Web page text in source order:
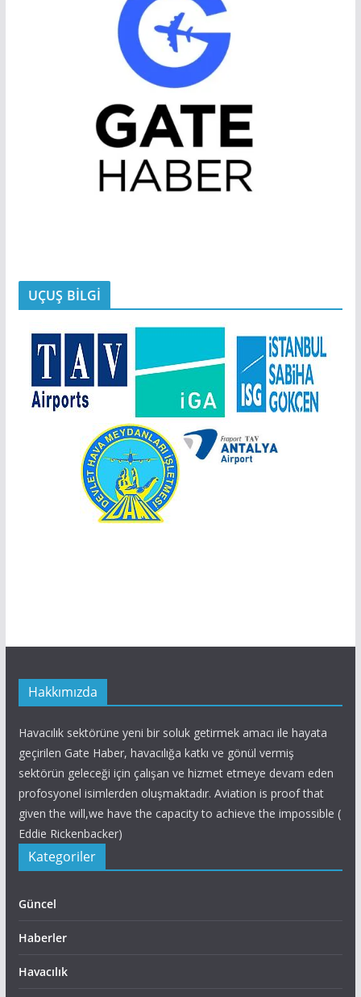
UÇUŞ BİLGİ
Hakkımızda
Havacılık sektörüne yeni bir soluk getirmek amacı ile hayata
geçirilen Gate Haber, havacılığa katkı ve gönül vermiş
sektörün geleceği için çalışan ve hizmet etmeye devam eden
profosyonel isimlerden oluşmaktadır. Aviation is proof that
given the will,we have the capacity to achieve the impossible (
Eddie Rickenbacker)
Kategoriler
Güncel
Haberler
Havacılık